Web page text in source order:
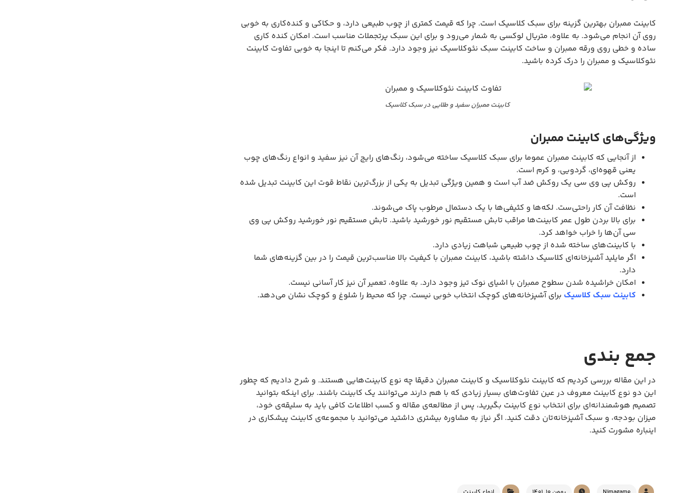
کابینت ممبران بهترین گزینه برای سبک کلاسیک است. چرا که قیمت کمتری از چوب طبیعی دارد، و حکاکی و کنده‌کاری به خوبی
روی آن انجام می‌شود. به علاوه، متریال لوکسی به شمار می‌رود و برای این سبک پرتجملات مناسب است. امکان کنده کاری
ساده و خطی روی ورقه ممبران و ساخت کابینت سبک نئوکلاسیک نیز وجود دارد. فکر می‌کنم تا اینجا به خوبی تفاوت کابینت
نئوکلاسیک و ممبران را درک کرده باشید.
کابینت ممبران سفید و طلایی در سبک کلاسیک
ویژگی‌های کابینت ممبران
از آنجایی که کابینت ممبران عموما برای سبک کلاسیک ساخته می‌شود، رنگ‌های رایج آن نیز سفید و انواع رنگ‌های چوب
یعنی قهوه‌ای، گردویی، و کرم است.
روکش پی وی سی یک روکش ضد آب است و همین ویژگی تبدیل به یکی از بزرگ‌ترین نقاط قوت این کابینت تبدیل شده
است.
نظافت آن کار راحتی‌ست. لکه‌ها و کثیفی‌ها با یک دستمال مرطوب پاک می‌شوند.
برای بالا بردن طول عمر کابینت‌ها مراقب تابش مستقیم نور خورشید باشید. تابش مستقیم نور خورشید روکش پی وی
سی آن‌ها را خراب خواهد کرد.
با کابینت‌های ساخته شده از چوب طبیعی شباهت زیادی دارد.
اگر مایلید آشپزخانه‌ای کلاسیک داشته باشید، کابینت ممبران با کیفیت بالا مناسب‌ترین قیمت را در بین گزینه‌های شما
دارد.
امکان خراشیده شدن سطوح ممبران با اشیای نوک تیز وجود دارد. به علاوه، تعمیر آن نیز کار آسانی نیست.
کابینت سبک کلاسیک برای آشپزخانه‌های کوچک انتخاب خوبی نیست. چرا که محیط را شلوغ و کوچک نشان می‌دهد.
جمع بندی
در این مقاله بررسی کردیم که کابینت نئوکلاسیک و کابینت ممبران دقیقا چه نوع کابینت‌هایی هستند. و شرح دادیم که چطور
این دو نوع کابینت معروف در عین تفاوت‌های بسیار زیادی که با هم دارند می‌توانند یک کابینت باشند. برای اینکه بتوانید
تصمیم هوشمندانه‌ای برای انتخاب نوع کابینت بگیرید، پس از مطالعه‌ی مقاله و کسب اطلاعات کافی باید به سلیقه‌ی خود،
میزان بودجه، و سبک آشپزخانه‌تان دقت کنید. اگر نیاز به مشاوره بیشتری داشتید می‌توانید با مجموعه‌ی کابینت پیشکاری در
اینباره مشورت کنید.